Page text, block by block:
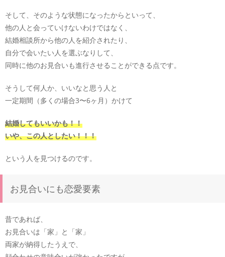
そして、そのような状態になったからといって、
他の人と会っていけないわけではなく、
結婚相談所から他の人を紹介されたり、
自分で会いたい人を選ぶなりして、
同時に他のお見合いも進行させることができる点です。
そうして何人か、いいなと思う人と
一定期間（多くの場合3〜6ヶ月）かけて
結婚してもいいかも！！
いや、この人としたい！！！
という人を見つけるのです。
お見合いにも恋愛要素
昔であれば、
お見合いは「家」と「家」
両家が納得したうえで、